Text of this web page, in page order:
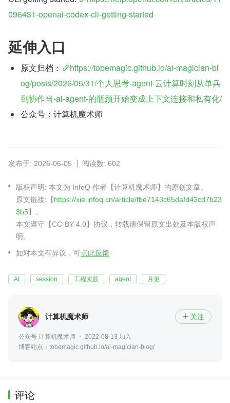
096431-openai-codex-cli-getting-started
延伸入口
原文归档：
https://tobemagic.github.io/ai-magician-bl
og/posts/2026/05/31/个人思考-agent-云计算时刻从单兵
到协作当-ai-agent-的瓶颈开始变成上下文连接和私有化/
公众号：计算机魔术师
发布于: 2026-06-05 阅读数: 602
版权声明: 本文为 InfoQ 作者【计算机魔术师】的原创文章。
原文链接:【https://xie.infoq.cn/article/fbe7143c65dafd43cd7b23
3b5】。
本文遵守【CC-BY 4.0】协议，转载请保留原文出处及本版权声
明。
如对本文有异议，可点此反馈
AI session 工程实践 agent 月更
计算机魔术师  关注
公众号 计算机魔术师
2022-08-13 加入
博客站点：tobemagic.github.io/ai-magician-blog/
评论